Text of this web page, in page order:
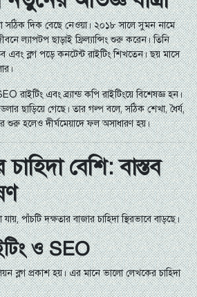
সঠিক দিক বেছে নেওয়া। ২০১৮ সালে সুমন নামে
ল্যাপটপ ছাড়াই ফ্রিল্যান্সিং শুরু করেন। তিনি
এবং ব্লগ পড়ে কনটেন্ট রাইটিং শিখতেন। ছয় মাসে
রাইটিং এবং ব্র্যান্ড কপি রাইটিংয়ে বিশেষজ্ঞ হন।
ছাড়িয়ে গেছে। তার গল্প বলে, সঠিক শেখা, ধৈর্য,
শুরু হলেও দীর্ঘমেয়াদে ফল অসাধারণ হয়।
বেশি: বাস্তব
যায়, পাঁচটি দক্ষতার বাজার চাহিদা স্থিরভাবে বাড়ছে।
ও SEO
ব্লগ প্রকাশ হয়। এর মানে ভালো লেখকের চাহিদা